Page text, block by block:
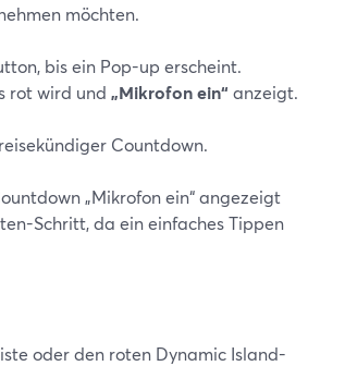
möchten.
bis ein Pop-up erscheint.
rot wird und „Mikrofon ein“ anzeigt.
Countdown.
„Mikrofon ein“ angezeigt
Schritt, da ein einfaches Tippen
oder den roten Dynamic Island-